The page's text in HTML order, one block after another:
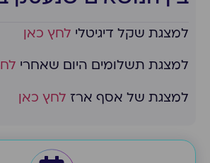
למצגת שקל דיגיטלי לחץ כאן
למצגת תשלומים היום שאחרי
למצגת של אסף ארז לחץ כאן